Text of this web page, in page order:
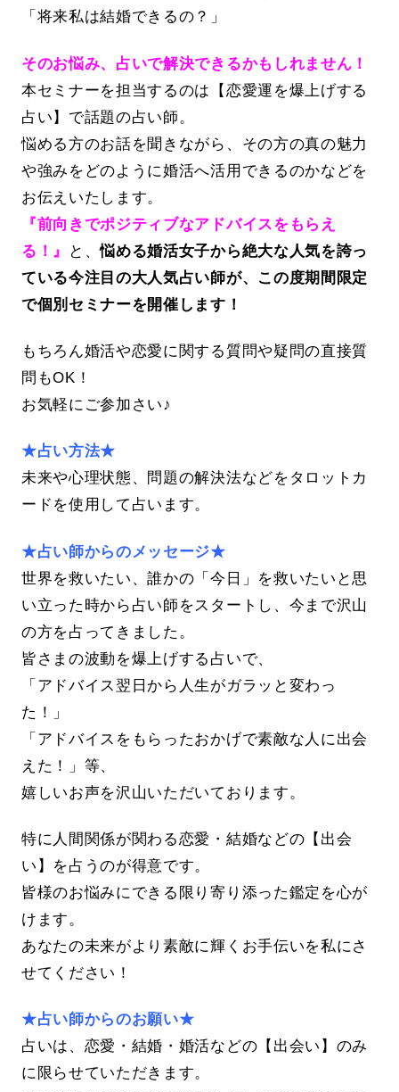
「将来私は結婚できるの？」
そのお悩み、占いで解決できるかもしれません！
本セミナーを担当するのは【恋愛運を爆上げする
占い】で話題の占い師。
悩める方のお話を聞きながら、その方の真の魅力
や強みをどのように婚活へ活用できるのかなどを
お伝えいたします。
『前向きでポジティブなアドバイスをもらえ
る！』
と、悩める婚活女子から絶大な人気を誇っ
ている今注目の大人気占い師が、この度期間限定
で個別セミナーを開催します！
もちろん婚活や恋愛に関する質問や疑問の直接質
問もOK！
お気軽にご参加さい♪
★占い方法★
未来や心理状態、問題の解決法などをタロットカ
ードを使用して占います。
★占い師からのメッセージ★
世界を救いたい、誰かの「今日」を救いたいと思
い立った時から占い師をスタートし、今まで沢山
の方を占ってきました。
皆さまの波動を爆上げする占いで、
「アドバイス翌日から人生がガラッと変わっ
た！」
「アドバイスをもらったおかげで素敵な人に出会
えた！」等、
嬉しいお声を沢山いただいております。
特に人間関係が関わる恋愛・結婚などの【出会
い】を占うのが得意です。
皆様のお悩みにできる限り寄り添った鑑定を心が
けます。
あなたの未来がより素敵に輝くお手伝いを私にさ
せてください！
★占い師からのお願い★
占いは、恋愛・結婚・婚活などの【出会い】のみ
に限らせていただきます。